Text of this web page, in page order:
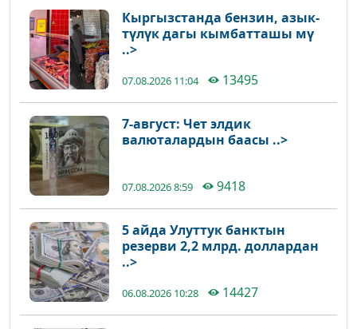
Кыргызстанда бензин, азык-
түлүк дагы кымбатташы мү
..>
07.08.2026 11:04 13495
7-август: Чет элдик
валюталардын баасы ..>
07.08.2026 8:59 9418
5 айда Улуттук банктын
резерви 2,2 млрд. доллардан
..>
06.08.2026 10:28 14427